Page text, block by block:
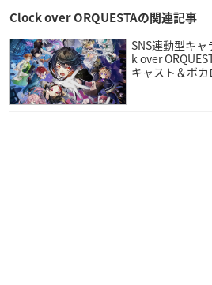
株式会社エイシス
【価格】
3,300円(税込)
Clock over ORQUESTAの関連記事
SNS連動型キ
k over
キャスト＆ボ